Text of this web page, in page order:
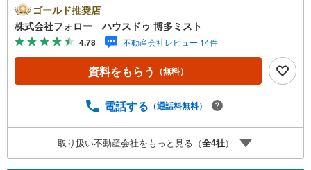
問、不安をぶつけてください。答えはお客様の家族構成や
ご年齢、ライフプランによって全く変わってきます。ネッ
ト検索も便利ですが、1回のご相談でお悩みが解決できるか
もしれません。その答えが「購入しない」となっても、お
客様、ご家族様のベストであれば、それに越したことはあ
りません。まずはお問い合わせください。【営業時間 10:0
くなっております。ぜひお気軽にご連絡下さい！現地を見
内が可能です。
ゴールド推奨店
株式会社フォロー ハウスドゥ 博多ミスト
4.78 不動産会社レビュー 14件
資料をもらう （無料）
電話する （通話料無料）
取り扱い不動産会社をもっと見る（全4社）